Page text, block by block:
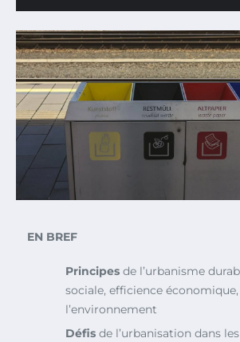
EN BREF
Principes de l’urbanisme
sociale, efficience
l’environnement
Défis de l’urbanisation dans